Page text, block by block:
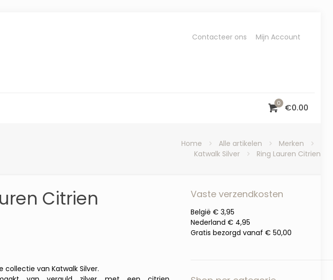
Contacteer ons Mijn Account
0 €0.00
Home Alle artikelen
Merken
Katwalk Silver
Ring Lauren Citrien
Citrien
collectie van Katwalk Silver.
Vaste verzendkosten
België € 3,95
Nederland € 4,95
Gratis bezorgd vanaf € 50,00